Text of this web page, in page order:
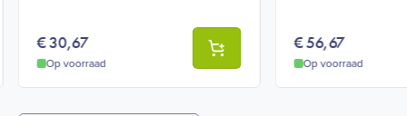
€30,67
Op voorraad
€56,67
Op voorraad